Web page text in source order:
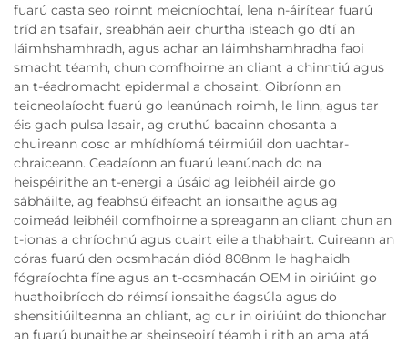
fuarú casta seo roinnt meicníochtaí, lena n-áirítear fuarú
tríd an tsafair, sreabhán aeir churtha isteach go dtí an
láimhshamhradh, agus achar an láimhshamhradha faoi
smacht téamh, chun comfhoirne an cliant a chinntiú agus
an t-éadromacht epidermal a chosaint. Oibríonn an
teicneolaíocht fuarú go leanúnach roimh, le linn, agus tar
éis gach pulsa lasair, ag cruthú bacainn chosanta a
chuireann cosc ar mhídhíomá téirmiúil don uachtar-
chraiceann. Ceadaíonn an fuarú leanúnach do na
heispéirithe an t-energi a úsáid ag leibhéil airde go
sábháilte, ag feabhsú éifeacht an ionsaithe agus ag
coimeád leibhéil comfhoirne a spreagann an cliant chun an
t-ionas a chríochnú agus cuairt eile a thabhairt. Cuireann an
córas fuarú den ocsmhacán diód 808nm le haghaidh
fógraíochta fíne agus an t-ocsmhacán OEM in oiriúint go
huathoibríoch do réimsí ionsaithe éagsúla agus do
shensitiúilteanna an chliant, ag cur in oiriúint do thionchar
an fuarú bunaithe ar sheinseoirí téamh i rith an ama atá